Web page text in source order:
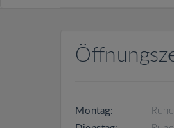
Montag: